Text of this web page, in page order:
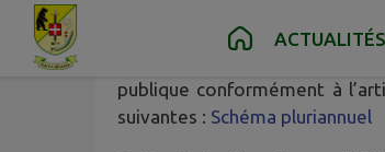
Contenu Recherche Pied
ACTUALITÉS
publique conformément à
suivantes : Schéma pluriannuel